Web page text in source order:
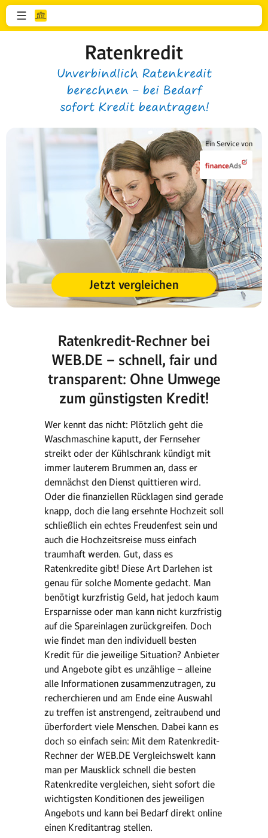
Ratenkredit
Unverbindlich Ratenkredit
berechnen − bei Bedarf
sofort Kredit beantragen!
Ein Service von
Jetzt vergleichen
Ratenkredit-Rechner bei
WEB.DE – schnell, fair und
transparent: Ohne Umwege
zum günstigsten Kredit!
Wer kennt das nicht: Plötzlich geht die
Waschmaschine kaputt, der Fernseher
streikt oder der Kühlschrank kündigt mit
immer lauterem Brummen an, dass er
demnächst den Dienst quittieren wird.
Oder die finanziellen Rücklagen sind gerade
knapp, doch die lang ersehnte Hochzeit soll
schließlich ein echtes Freudenfest sein und
auch die Hochzeitsreise muss einfach
traumhaft werden. Gut, dass es
Ratenkredite gibt! Diese Art Darlehen ist
genau für solche Momente gedacht. Man
benötigt kurzfristig Geld, hat jedoch kaum
Ersparnisse oder man kann nicht kurzfristig
auf die Spareinlagen zurückgreifen. Doch
wie findet man den individuell besten
Kredit für die jeweilige Situation? Anbieter
und Angebote gibt es unzählige – alleine
alle Informationen zusammenzutragen, zu
recherchieren und am Ende eine Auswahl
zu treffen ist anstrengend, zeitraubend und
überfordert viele Menschen. Dabei kann es
doch so einfach sein: Mit dem Ratenkredit-
Rechner der WEB.DE Vergleichswelt kann
man per Mausklick schnell die besten
Ratenkredite vergleichen, sieht sofort die
wichtigsten Konditionen des jeweiligen
Angebots und kann bei Bedarf direkt online
einen Kreditantrag stellen.